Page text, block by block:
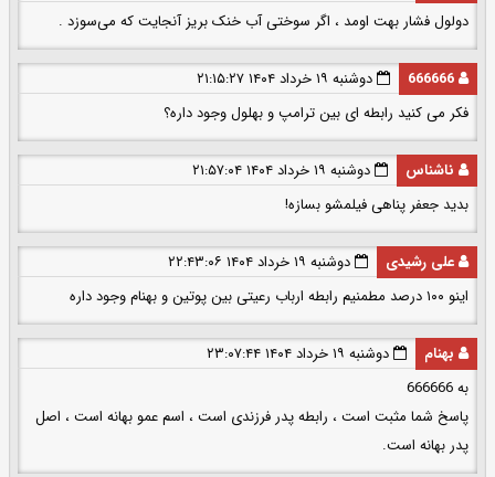
دولول فشار بهت اومد ، اگر سوختی آب خنک بریز آنجایت که می‌سوزد .
دوشنبه ۱۹ خرداد ۱۴۰۴ ۲۱:۱۵:۲۷
فکر می کنید رابطه ای بین ترامپ و بهلول وجود داره؟
ناشناس
دوشنبه ۱۹ خرداد ۱۴۰۴ ۲۱:۵۷:۰۴
بدید جعفر پناهی فیلمشو بسازه!
علی رشیدی
دوشنبه ۱۹ خرداد ۱۴۰۴ ۲۲:۴۳:۰۶
اینو ۱۰۰ درصد مطمنیم رابطه ارباب رعیتی بین پوتین و بهنام وجود داره
بهنام
دوشنبه ۱۹ خرداد ۱۴۰۴ ۲۳:۰۷:۴۴
به 666666
پاسخ شما مثبت است ، رابطه پدر فرزندی است ، اسم عمو بهانه است ، اصل
پدر بهانه است.